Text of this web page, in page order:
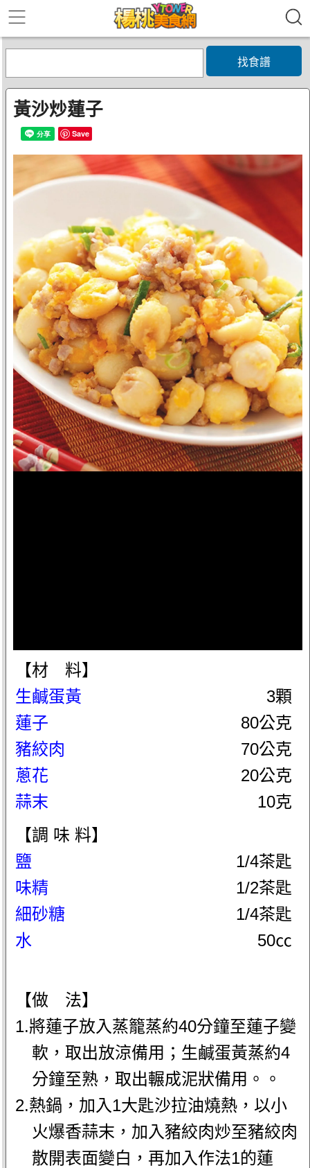
找食譜
黃沙炒蓮子
Save
【材 料】
生鹹蛋黃
3顆
蓮子
80公克
豬絞肉
70公克
蔥花
20公克
蒜末
10克
【調 味 料】
鹽
1/4茶匙
味精
1/2茶匙
細砂糖
1/4茶匙
水
50㏄
【做 法】
1.將蓮子放入蒸籠蒸約40分鐘至蓮子變
軟，取出放涼備用；生鹹蛋黃蒸約4
分鐘至熟，取出輾成泥狀備用。。
2.熱鍋，加入1大匙沙拉油燒熱，以小
火爆香蒜末，加入豬絞肉炒至豬絞肉
散開表面變白，再加入作法1的蓮